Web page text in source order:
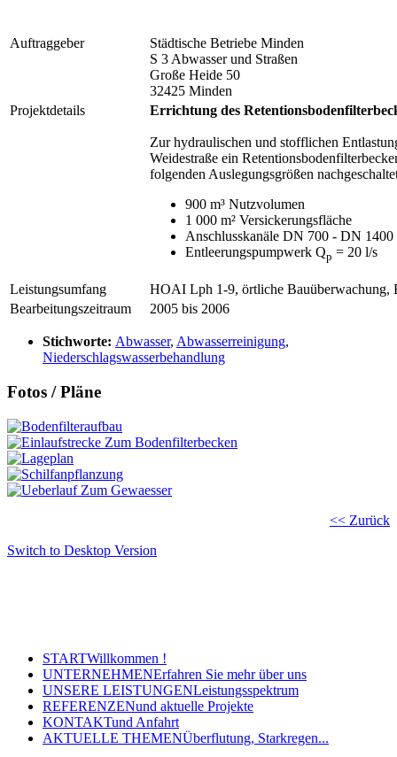
Auftraggeber
Städtische Betriebe Minden
S 3 Abwasser und Straßen
Große Heide 50
32425 Minden
Projektdetails
Errichtung des
Zur hydraulischen und stofflichen
Weidestraße ein
folgenden Auslegungsgrößen
900 m³ Nutzvolumen
1 000 m² Versickerungsfläche
Anschlusskanäle DN 700 - DN 1400
Entleerungspumpwerk Qp = 20 l/s
Leistungsumfang
HOAI Lph 1-9, örtliche Bauüberwachung,
Bearbeitungszeitraum
2005 bis 2006
Stichworte: Abwasser, Abwasserreinigung,
Niederschlagswasserbehandlung
Fotos / Pläne
<< Zurück
Switch to Desktop Version
STARTWillkommen !
UNTERNEHMENErfahren Sie mehr über uns
UNSERE LEISTUNGENLeistungsspektrum
REFERENZENund aktuelle Projekte
KONTAKTund Anfahrt
AKTUELLE THEMENÜberflutung, Starkregen...